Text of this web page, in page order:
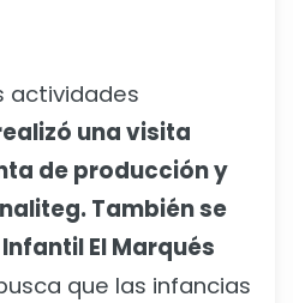
actividades
una visita
de producción y
También se
El Marqués
que las infancias